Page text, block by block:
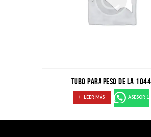
Tubo para peso de la 1044
LEER MÁS ASESOR 1